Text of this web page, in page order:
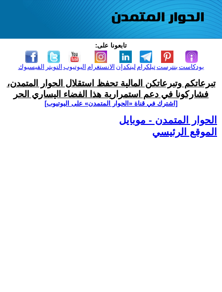
تابعونا على:
الفيسبوك التويتر اليوتيوب الانستغرام لينكدإن تيلكرامبنترست بودكاست
تبرعاتكم وتبرعاتكن المالية تحفظ استقلال الحوار المتمدن،
فشاركونا في دعم استمرارية هذا الفضاء اليساري الحر
[اشترك في قناة ‫«الحوار المتمدن» على اليوتيوب]
الحوار المتمدن - موبايل
الموقع الرئيسي